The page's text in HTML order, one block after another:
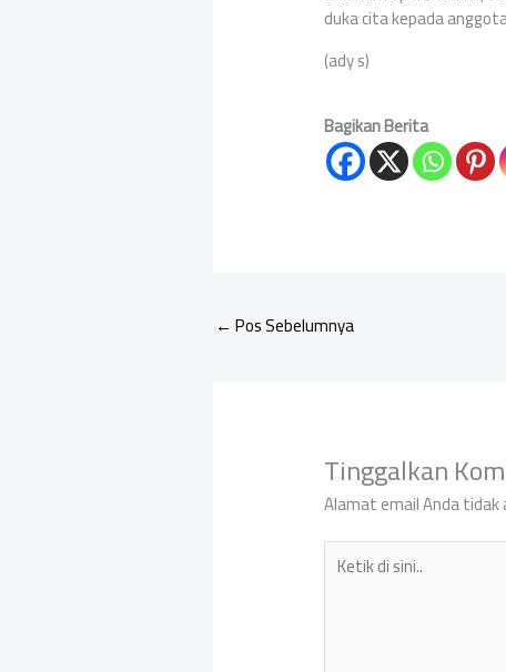
duka cita kepada
(ady s)
Bagikan Berita
← Pos Sebelumnya
Tinggalkan
Alamat email Anda tidak
Ketik